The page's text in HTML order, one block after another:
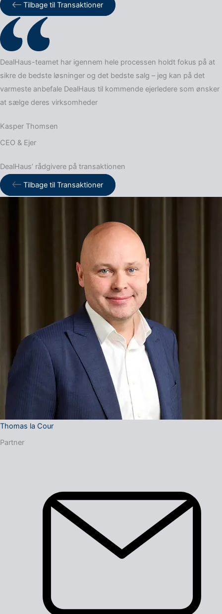
Tilbage til Transaktioner
DealHaus-teamet har igennem hele processen holdt fokus på at
sikre de bedste løsninger og det bedste salg – jeg kan på det
varmeste anbefale DealHaus til kommende ejerledere som ønsker
at sælge deres virksomheder
Kasper Thomsen
CEO & Ejer
DealHaus’ rådgivere på transaktionen
Tilbage til Transaktioner
Thomas la Cour
Partner